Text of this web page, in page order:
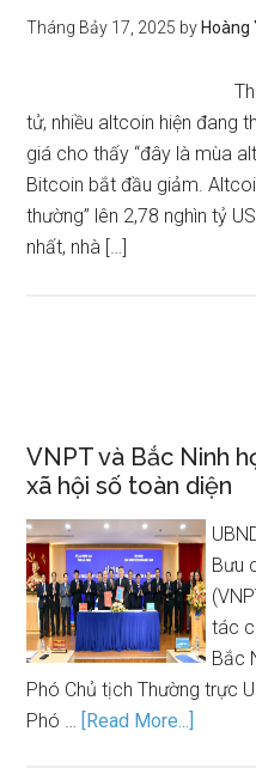
Tháng Bảy 17, 2025 by Hoàng
tử, nhiều altcoin hiện đang
giá cho thấy “đây là mùa
Bitcoin bắt đầu giảm.
thường” lên 2,78 nghìn tỷ
nhất, nhà […]
VNPT và Bắc Ninh
xã hội số toàn diện
Bưu
tác
Bắc
Phó Chủ tịch Thường trực
Phó … [Read More...]